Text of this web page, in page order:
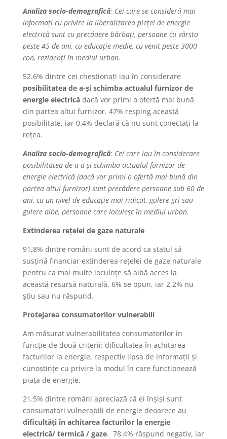
Analiza socio-demografică: Cei care se consideră mai
informați cu privire la liberalizarea pieței de energie
electrică sunt cu precădere bărbați, persoane cu vârsta
peste 45 de ani, cu educație medie, cu venit peste 3000
ron, rezidenți în mediul urban.
52.6% dintre cei chestionați iau în considerare
posibilitatea de a-și schimba actualul furnizor de
energie electricădacă vor primi o ofertă mai bună
din partea altui furnizor. 47% resping această
posibilitate, iar 0.4% declară că nu sunt conectați la
rețea.
Analiza socio-demografică: Cei care iau în considerare
posibilitatea de a a-și schimba actualul furnizor de
energie electrică (dacă vor primi o ofertă mai bună din
partea altui furnizor) sunt precădere persoane sub 60 de
ani, cu un nivel de educație mai ridicat, gulere gri sau
gulere albe, persoane care locuiesc în mediul urban.
Extinderea rețelei de gaze naturale
91,8% dintre români sunt de acord ca statul să
susțină financiar extinderea rețelei de gaze naturale
pentru ca mai multe locuințe să aibă acces la
această resursă naturală. 6% se opun, iar 2,2% nu
știu sau nu răspund.
Protejarea consumatorilor vulnerabili
Am măsurat vulnerabilitatea consumatorilor în
funcție de două criterii: dificultatea în achitarea
facturilor la energie, respectiv lipsa de informații și
cunoștințe cu privire la modul în care funcționează
piața de energie.
21.5% dintre români apreciază că ei înșiși sunt
consumatori vulnerabili de energie deoarece au
dificultăți în achitarea facturilor la energie
electrică/ termică / gaze. 78.4% răspund negativ, iar